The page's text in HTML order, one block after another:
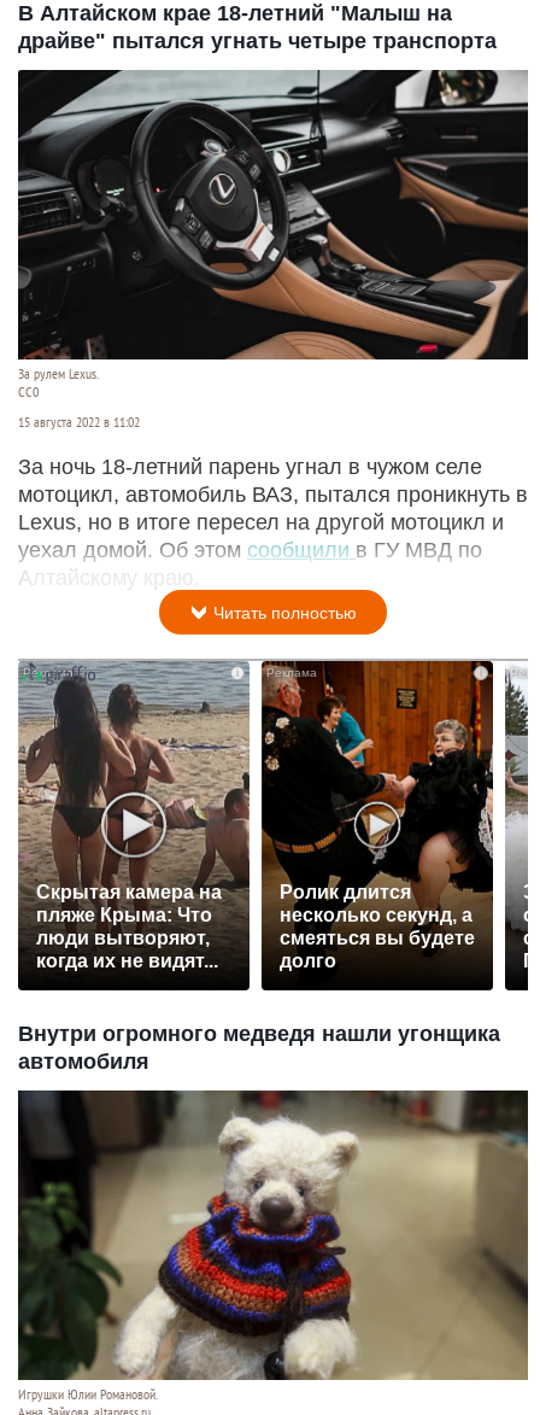
В Алтайском крае 18-летний "Малыш на
драйве" пытался угнать четыре транспорта
За рулем Lexus.
CC0
15 августа 2022 в 11:02
За ночь 18-летний парень угнал в чужом селе
мотоцикл, автомобиль ВАЗ, пытался проникнуть в
Lexus, но в итоге пересел на другой мотоцикл и
уехал домой. Об этом сообщили в ГУ МВД по
Алтайскому краю.
Читать полностью
i
Скрытая камера на
пляже Крыма: Что
люди вытворяют,
когда их не видят...
Ролик длится
несколько секунд, а
смеяться вы будете
долго
Внутри огромного медведя нашли угонщика
автомобиля
Игрушки Юлии Романовой.